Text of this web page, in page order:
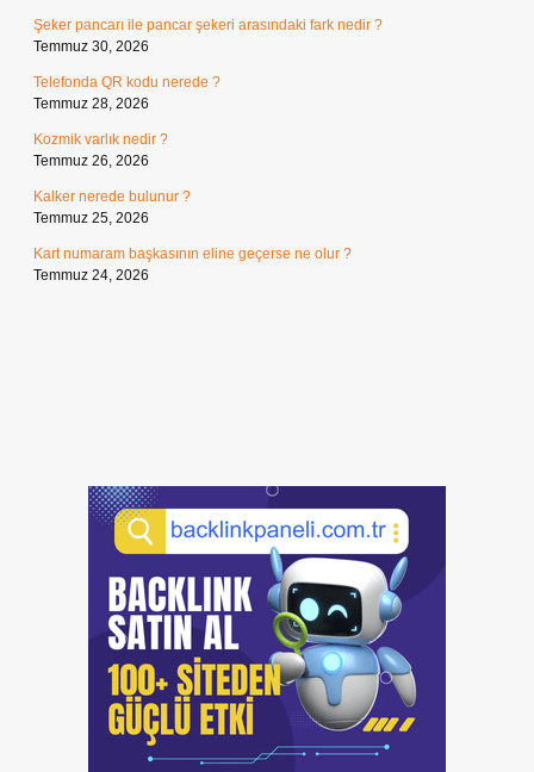
Şeker pancarı ile pancar şekeri arasındaki fark nedir ?
Temmuz 30, 2026
Telefonda QR kodu nerede ?
Temmuz 28, 2026
Kozmik varlık nedir ?
Temmuz 26, 2026
Kalker nerede bulunur ?
Temmuz 25, 2026
Kart numaram başkasının eline geçerse ne olur ?
Temmuz 24, 2026